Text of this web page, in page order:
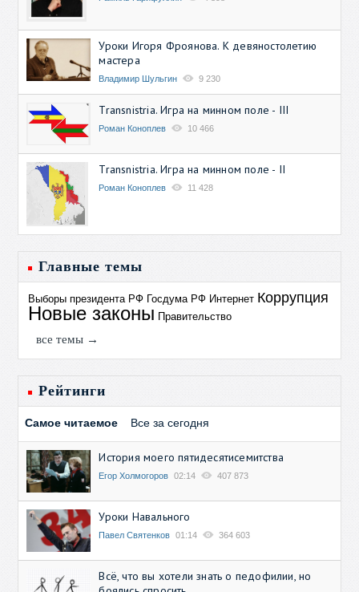
Уроки Игоря Фроянова. К девяностолетию
мастера
Владимир Шульгин 9 230
Transnistria. Игра на минном поле - III
Роман Коноплев 10 466
Transnistria. Игра на минном поле - II
Роман Коноплев 11 428
Главные темы
Выборы президента РФ Госдума РФ Интернет Коррупция
Новые законы Правительство
все темы →
Рейтинги
Самое читаемое Все за сегодня
История моего пятидесятисемитства
Егор Холмогоров 02:14 407 873
Уроки Навального
Павел Святенков 01:14 364 603
Всё, что вы хотели знать о педофилии, но